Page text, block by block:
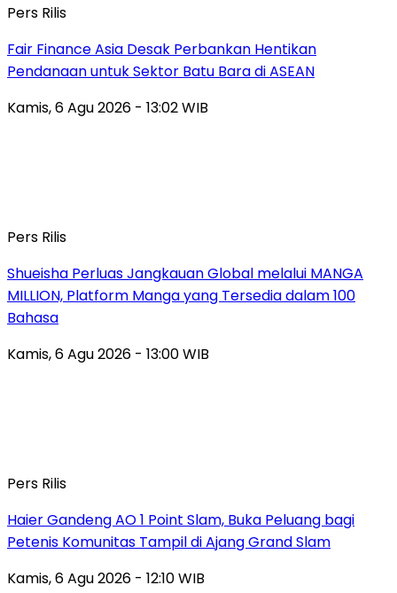
Pers Rilis
Fair Finance Asia Desak Perbankan Hentikan
Pendanaan untuk Sektor Batu Bara di ASEAN
Kamis, 6 Agu 2026 - 13:02 WIB
Pers Rilis
Shueisha Perluas Jangkauan Global melalui MANGA
MILLION, Platform Manga yang Tersedia dalam 100
Bahasa
Kamis, 6 Agu 2026 - 13:00 WIB
Pers Rilis
Haier Gandeng AO 1 Point Slam, Buka Peluang bagi
Petenis Komunitas Tampil di Ajang Grand Slam
Kamis, 6 Agu 2026 - 12:10 WIB